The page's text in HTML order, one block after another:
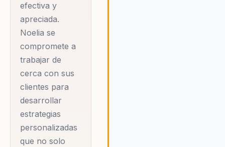
efectiva y
apreciada.
Noelia se
compromete a
trabajar de
cerca con sus
clientes para
desarrollar
estrategias
personalizadas
que no solo